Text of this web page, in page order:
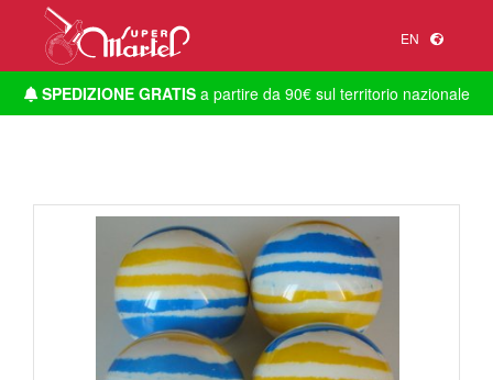
EN
SPEDIZIONE GRATISa partire da 90€ sul territorio nazionale